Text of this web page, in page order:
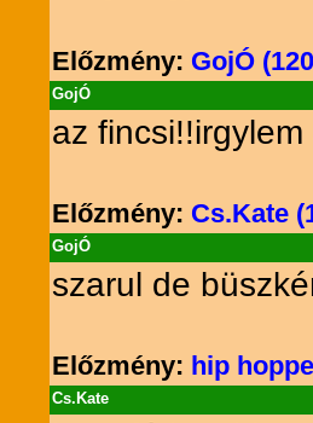
Előzmény: GojÓ
GojÓ
az
Előzmény: Cs.Kate
GojÓ
szarul de
Előzmény: hip
Cs.Kate